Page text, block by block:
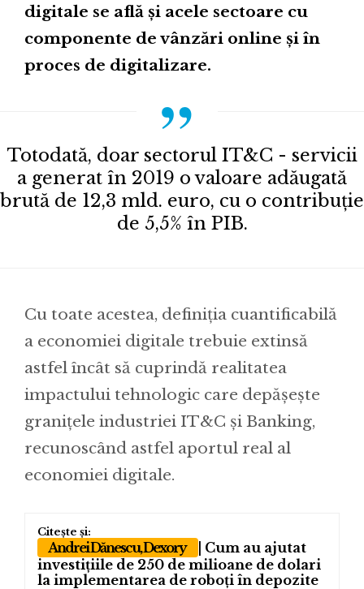
digitale se află și acele sectoare cu
componente de vânzări online și în
proces de digitalizare.
Totodată, doar sectorul IT&C - servicii
a generat în 2019 o valoare adăugată
brută de 12,3 mld. euro, cu o contribuție
de 5,5% în PIB.
Cu toate acestea, definiția cuantificabilă
a economiei digitale trebuie extinsă
astfel încât să cuprindă realitatea
impactului tehnologic care depășește
granițele industriei IT&C și Banking,
recunoscând astfel aportul real al
economiei digitale.
Andrei Dănescu, Dexory
| Cum au ajutat
investițiile de 250 de milioane de dolari
la implementarea de roboți în depozite